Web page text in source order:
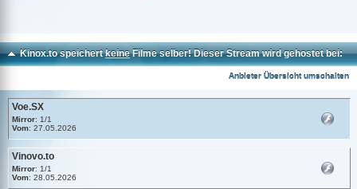
Kinox.to speichertkeineFilme selber! Dieser Stream wird gehostet bei:
Anbieter Übersicht umschalten
Voe.SX
Mirror: 1/1
Vom: 27.05.2026
Vinovo.to
Mirror: 1/1
Vom: 28.05.2026